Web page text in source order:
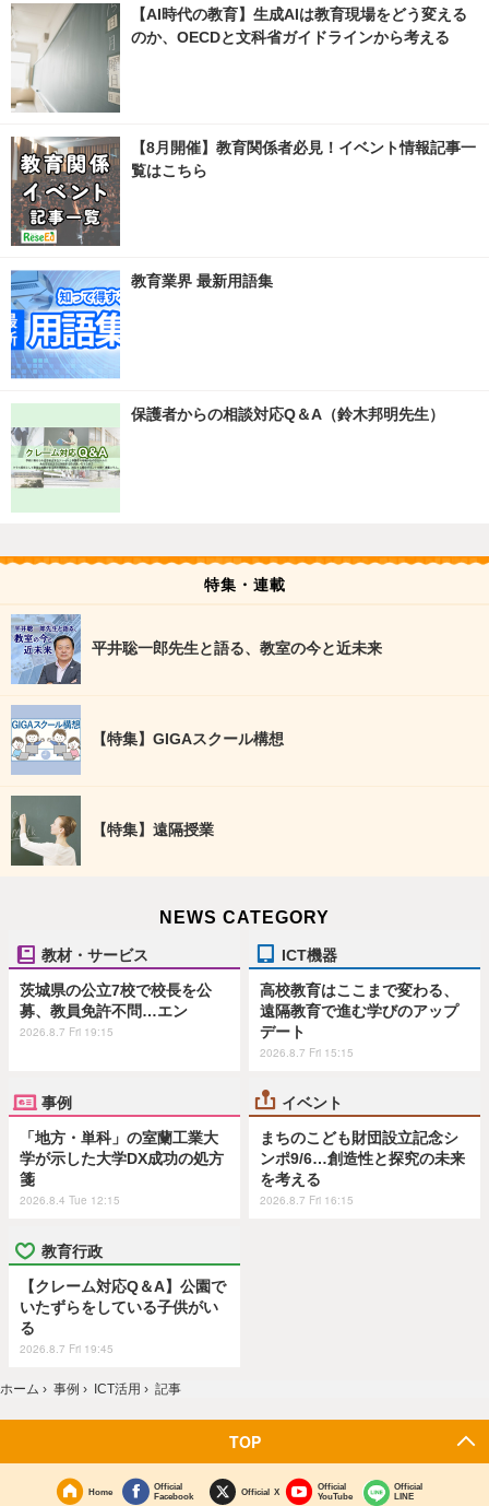
【AI時代の教育】生成AIは教育現場をどう変える
のか、OECDと文科省ガイドラインから考える
【8月開催】教育関係者必見！イベント情報記事一
覧はこちら
教育業界 最新用語集
保護者からの相談対応Q＆A（鈴木邦明先生）
特集・連載
平井聡一郎先生と語る、教室の今と近未来
【特集】GIGAスクール構想
【特集】遠隔授業
NEWS CATEGORY
教材・サービス
茨城県の公立7校で校長を公
募、教員免許不問…エン
2026.8.7 Fri 19:15
ICT機器
高校教育はここまで変わる、
遠隔教育で進む学びのアップ
デート
2026.8.7 Fri 15:15
事例
「地方・単科」の室蘭工業大
学が示した大学DX成功の処方
箋
2026.8.4 Tue 12:15
イベント
まちのこども財団設立記念シ
ンポ9/6…創造性と探究の未来
を考える
2026.8.7 Fri 16:15
教育行政
【クレーム対応Q＆A】公園で
いたずらをしている子供がい
る
2026.8.7 Fri 19:45
ホーム › 事例 › ICT活用 › 記事
TOP
Home
Official
Facebook
Official X
Official
YouTube
Official
LINE